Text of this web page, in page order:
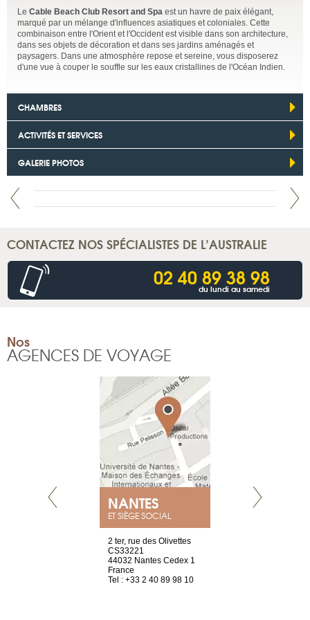
Le Cable Beach Club Resort and Spa est un havre de paix élégant,
marqué par un mélange d'influences asiatiques et coloniales. Cette
combinaison entre l'Orient et l'Occident est visible dans son architecture,
dans ses objets de décoration et dans ses jardins aménagés et
paysagers. Dans une atmosphère repose et sereine, vous disposerez
d'une vue à couper le souffle sur les eaux cristallines de l'Océan Indien.
CHAMBRES
ACTIVITÉS ET SERVICES
GALERIE PHOTOS
CONTACTEZ NOS SPÉCIALISTES DE L’AUSTRALIE
02 40 89 38 98
du lundi au samedi
Nos
AGENCES DE VOYAGE
NANTES
ET SIÈGE SOCIAL
2 ter, rue des Olivettes
CS33221
44032 Nantes Cedex 1
France
Tel : +33 2 40 89 98 10